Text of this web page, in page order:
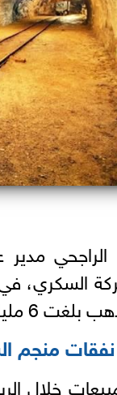
مدير
السكري،
الفترة من 2010 حتى الآن.
منجم